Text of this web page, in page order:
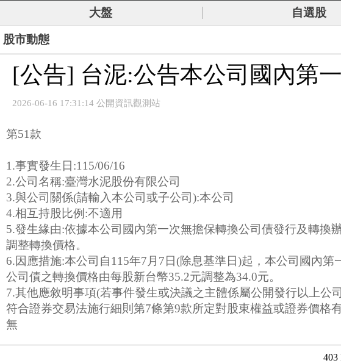
大盤 自選股
股市動態
[公告] 台泥:公告本公司國內第
2026-06-16 17:31:14 公開資訊觀測站
第51款
1.事實發生日:115/06/16
2.公司名稱:臺灣水泥股份有限公司
3.與公司關係(請輸入本公司或子公司):本公司
4.相互持股比例:不適用
5.發生緣由:依據本公司國內第一次無擔保轉換公司債發行及轉換
調整轉換價格。
6.因應措施:本公司自115年7月7日(除息基準日)起，本公司國內第
公司債之轉換價格由每股新台幣35.2元調整為34.0元。
7.其他應敘明事項(若事件發生或決議之主體係屬公開發行以上公
符合證券交易法施行細則第7條第9款所定對股東權益或證券價格
無